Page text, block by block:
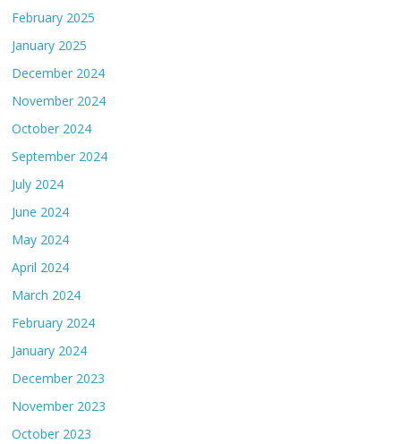
February 2025
January 2025
December 2024
November 2024
October 2024
September 2024
July 2024
June 2024
May 2024
April 2024
March 2024
February 2024
January 2024
December 2023
November 2023
October 2023